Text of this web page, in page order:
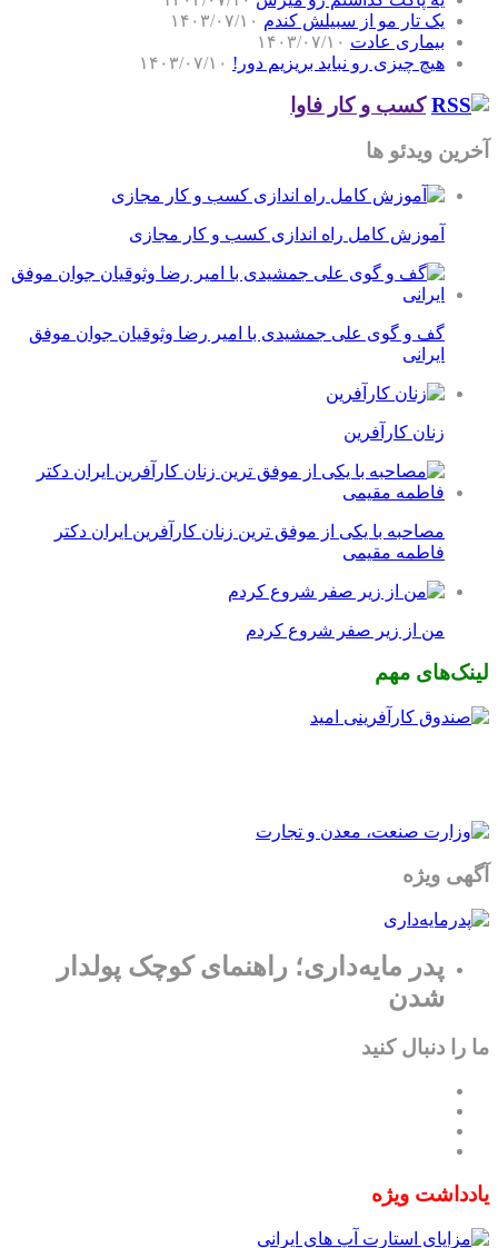
یک تار مو از سبیلش کندم ۱۴۰۳/۰۷/۱۰
بیماری عادت ۱۴۰۳/۰۷/۱۰
هیچ چیزی رو نباید بریزیم دور! ۱۴۰۳/۰۷/۱۰
کسب و کار فاوا
آخرین ویدئو ها
آموزش کامل راه اندازی کسب و کار مجازی
گف و گوی علی جمشیدی با امیر رضا وثوقیان جوان موفق
ایرانی
زنان کارآفرین
مصاحبه با یکی از موفق ترین زنان کارآفرین ایران دکتر
فاطمه مقیمی
من از زیر صفر شروع کردم
لینک‌های مهم
آگهی ویژه
پدر مایه‌داری؛ راهنمای کوچک پولدار
شدن
ما را دنبال کنید
یادداشت ویژه